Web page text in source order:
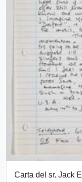
Carta del sr. Jack